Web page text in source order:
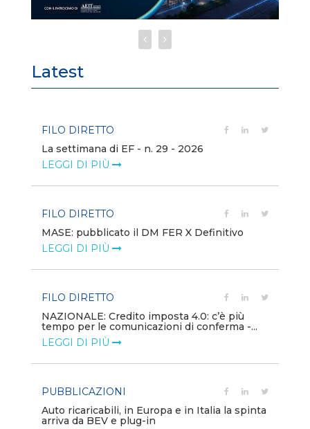
Latest
FILO DIRETTO
La settimana di EF - n. 29 - 2026
LEGGI DI PIÙ
FILO DIRETTO
MASE: pubblicato il DM FER X Definitivo
LEGGI DI PIÙ
FILO DIRETTO
NAZIONALE: Credito imposta 4.0: c’è più
tempo per le comunicazioni di conferma -...
LEGGI DI PIÙ
PUBBLICAZIONI
Auto ricaricabili, in Europa e in Italia la spinta
arriva da BEV e plug-in